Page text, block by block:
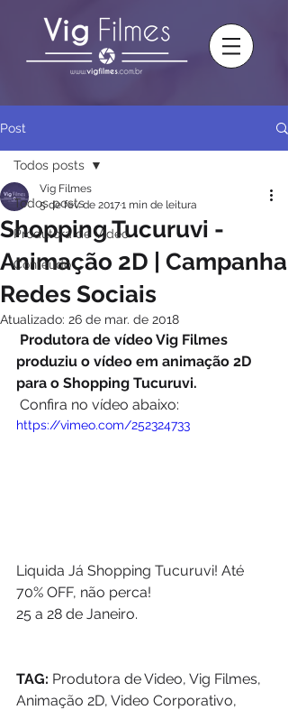
Post
Todos posts
Produtora de Vídeo
Conteúdo
Todos posts
Shopping Tucuruvi -
Animação 2D | Campanha
Redes Sociais
Vig Filmes
5 de fev. de 20171 min de leitura
Atualizado: 26 de mar. de 2018
Produtora de vídeo Vig Filmes
produziu o vídeo em animação 2D
para o Shopping Tucuruvi.
Confira no vídeo abaixo:
https://vimeo.com/252324733
Liquida Já Shopping Tucuruvi! Até
70% OFF, não perca!
25 a 28 de Janeiro.
TAG: Produtora de Video, Vig Filmes,
Animação 2D, Video Corporativo,